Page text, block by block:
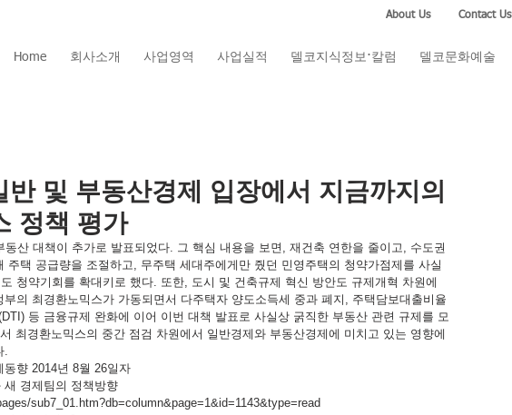
Home 회사소개 사업영역 사업실적 델코지식정보·칼럼 델코문화예술
About Us Contact Us
및 부동산경제 입장에서 지금까지의
정책 평가
동산 대책이 추가로 발표되었다. 그 핵심 내용을 보면, 재건축 연한을 줄이고, 수도권
주택 공급량을 조절하고, 무주택 세대주에게만 줬던 민영주택의 청약가점제를 사실
청약기회를 확대키로 했다. 또한, 도시 및 건축규제 혁신 방안도 규제개혁 차원에
의 최경환노믹스가 가동되면서 다주택자 양도소득세 중과 폐지, 주택담보대출비율
등 금융규제 완화에 이어 이번 대책 발표로 사실상 굵직한 부동산 관련 규제를 모
최경환노믹스의 중간 점검 차원에서 일반경제와 부동산경제에 미치고 있는 영향에
.
향 2014년 8월 26일자
새 경제팀의 정책방향
sub7_01.htm?db=column&page=1&id=1143&type=read